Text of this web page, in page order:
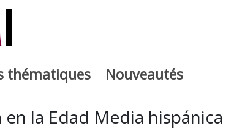
thématiques Nouveautés
la Edad Media hispánica